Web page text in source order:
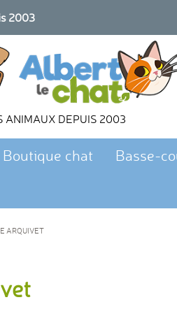
2003
ANIMAUX DEPUIS 2003
Boutique chat Basse-
ARQUIVET